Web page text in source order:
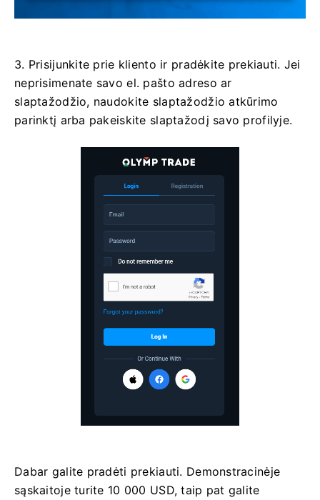
3. Prisijunkite prie kliento ir pradėkite prekiauti. Jei
neprisimenate savo el. pašto adreso ar
slaptažodžio, naudokite slaptažodžio atkūrimo
parinktį arba pakeiskite slaptažodį savo profilyje.
Dabar galite pradėti prekiauti. Demonstracinėje
sąskaitoje turite 10 000 USD, taip pat galite